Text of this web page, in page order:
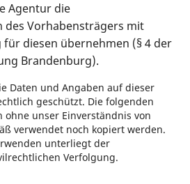
Agentur die
des Vorhabensträgers mit
diesen übernehmen (§ 4 der
Brandenburg).
Daten und Angaben auf dieser
geschützt. Die folgenden
unser Einverständnis von
verwendet noch kopiert werden.
unterliegt der
Verfolgung.